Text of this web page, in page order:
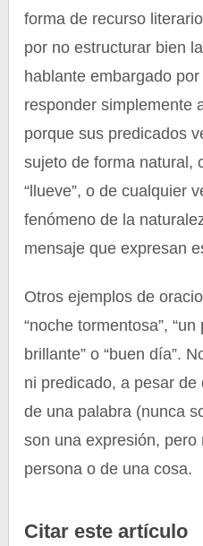
forma de recurso
por no estructurar bien
hablante embargado
responder simplemente
porque sus predicados
sujeto de forma natural,
“llueve”, o de cualquier
fenómeno de la
mensaje que expresan
Otros ejemplos de
“noche tormentosa”,
brillante” o “buen día”.
ni predicado, a pesar
de una palabra (nunca
son una expresión,
persona o de una cosa.
Citar este artículo